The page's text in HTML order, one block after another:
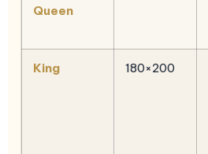
Queen
King 180×200